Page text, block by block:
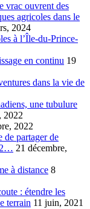
vrac ouvrent des
agricoles dans le
2024
à l’Île-du-Prince-
en continu 19
dans la vie de
une tubulure
2022
2022
de partager de
21 décembre,
à distance 8
: étendre les
terrain 11 juin, 2021